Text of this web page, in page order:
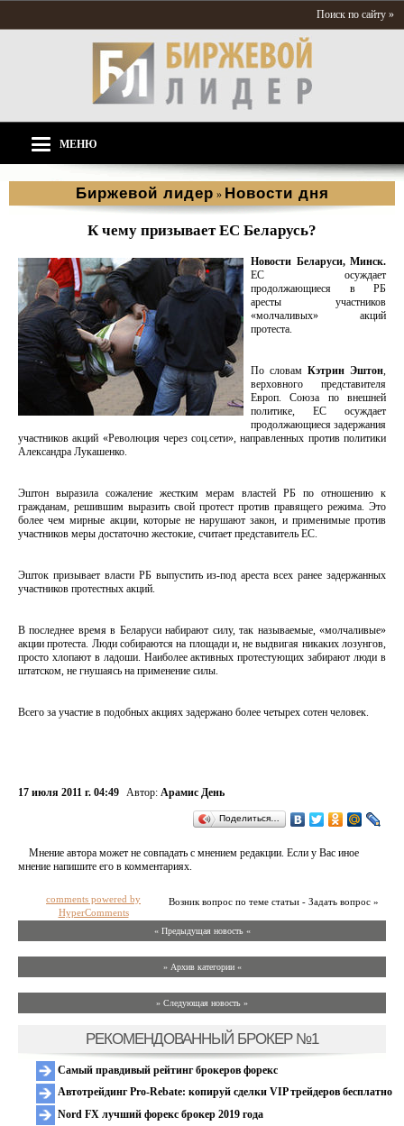
Поиск по сайту »
МЕНЮ
Биржевой лидер » Новости дня
К чему призывает ЕС Беларусь?
Новости Беларуси, Минск.
ЕС осуждает
продолжающиеся в РБ
аресты участников
«молчаливых» акций
протеста.
По словам Кэтрин Эштон,
верховного представителя
Европ. Союза по внешней
политике, ЕС осуждает
продолжающиеся задержания
участников акций «Революция через соц.сети», направленных против политики
Александра Лукашенко.
Эштон выразила сожаление жестким мерам властей РБ по отношению к
гражданам, решившим выразить свой протест против правящего режима. Это
более чем мирные акции, которые не нарушают закон, и применимые против
участников меры достаточно жестокие, считает представитель ЕС.
Эшток призывает власти РБ выпустить из-под ареста всех ранее задержанных
участников протестных акций.
В последнее время в Беларуси набирают силу, так называемые, «молчаливые»
акции протеста. Люди собираются на площади и, не выдвигая никаких лозунгов,
просто хлопают в ладоши. Наиболее активных протестующих забирают люди в
штатском, не гнушаясь на применение силы.
Всего за участие в подобных акциях задержано более четырех сотен человек.
17 июля 2011 г. 04:49 Автор: Арамис День
Поделиться…
Мнение автора может не совпадать с мнением редакции. Если у Вас иное
мнение напишите его в комментариях.
Возник вопрос по теме статьи - Задать вопрос »
comments powered by
HyperComments
« Предыдущая новость «
» Архив категории «
» Следующая новость »
РЕКОМЕНДОВАННЫЙ БРОКЕР №1
Самый правдивый рейтинг брокеров форекс
Автотрейдинг Pro-Rebate: копируй сделки VIP трейдеров бесплатно
Nord FX лучший форекс брокер 2019 года